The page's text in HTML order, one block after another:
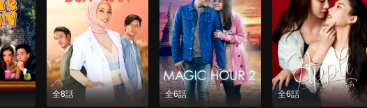
全8話 全6話 全6話